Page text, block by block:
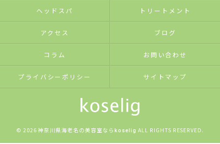
ヘッドスパ トリートメント
アクセス ブログ
コラム お問い合わせ
プライバシーポリシー サイトマップ
© 2026 神奈川県海老名の美容室ならkoselig ALL RIGHTS RESERVED.